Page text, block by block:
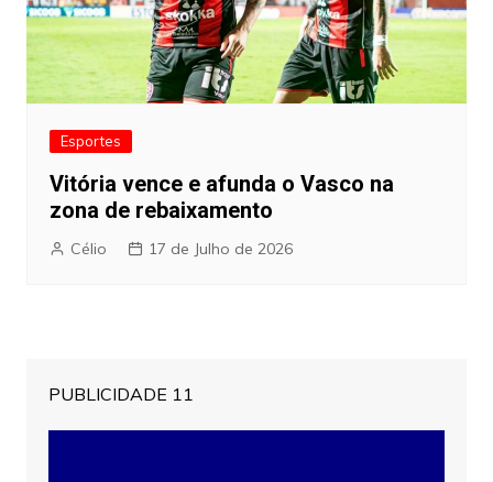
Esportes
Vitória vence e afunda o Vasco na
zona de rebaixamento
Célio 17 de Julho de 2026
PUBLICIDADE 11